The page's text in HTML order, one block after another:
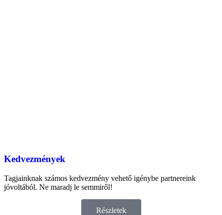
Kedvezmények
Tagjainknak számos kedvezmény vehető igénybe partnereink
jóvoltából. Ne maradj le semmiről!
Részletek